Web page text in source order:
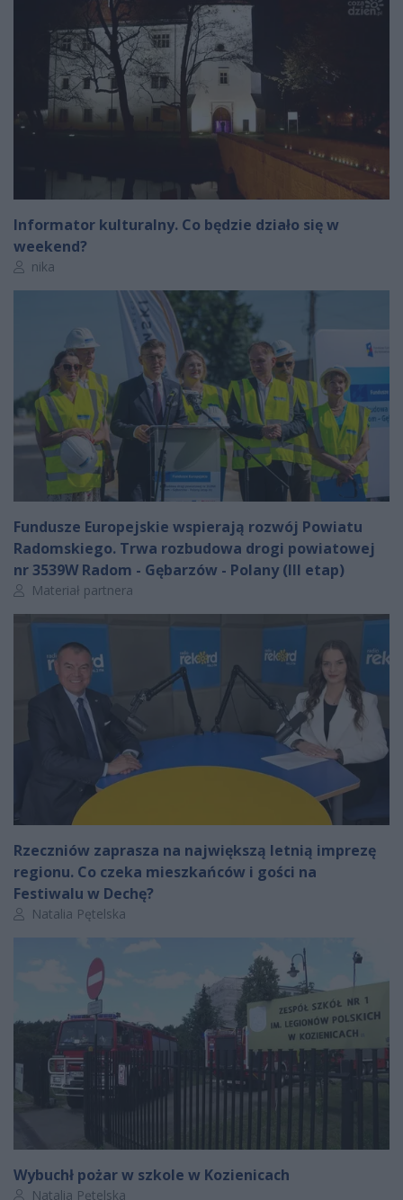
Informator kulturalny. Co będzie działo się w
weekend?
Autor artykułu:
nika
Fundusze Europejskie wspierają rozwój Powiatu
Radomskiego. Trwa rozbudowa drogi powiatowej
nr 3539W Radom - Gębarzów - Polany (III etap)
Autor artykułu:
Materiał partnera
Rzeczniów zaprasza na największą letnią imprezę
regionu. Co czeka mieszkańców i gości na
Festiwalu w Dechę?
Autor artykułu:
Natalia Pętelska
Wybuchł pożar w szkole w Kozienicach
Autor artykułu:
Natalia Pętelska